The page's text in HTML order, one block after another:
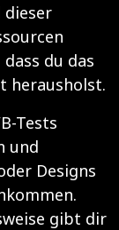
dieser
du das
herausholst.
Tests
und
Designs
gibt dir